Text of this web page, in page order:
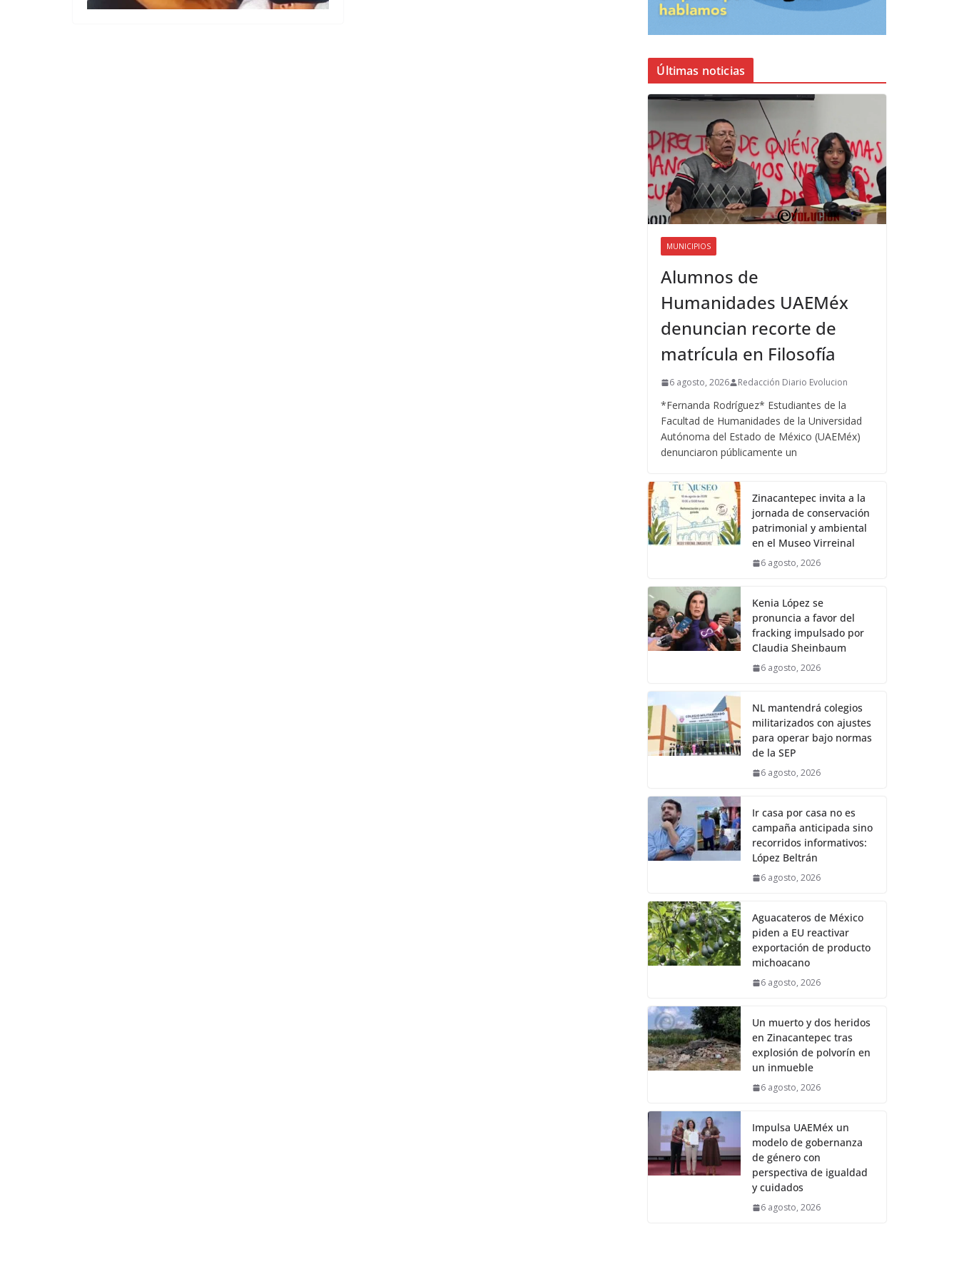
Últimas noticias
MUNICIPIOS
Alumnos de
Humanidades UAEMéx
denuncian recorte de
matrícula en Filosofía
6 agosto, 2026 Redacción Diario Evolucion
*Fernanda Rodríguez* Estudiantes de la
Facultad de Humanidades de la Universidad
Autónoma del Estado de México (UAEMéx)
denunciaron públicamente un
Zinacantepec invita a la
jornada de conservación
patrimonial y ambiental
en el Museo Virreinal
6 agosto, 2026
Kenia López se
pronuncia a favor del
fracking impulsado por
Claudia Sheinbaum
6 agosto, 2026
NL mantendrá colegios
militarizados con ajustes
para operar bajo normas
de la SEP
6 agosto, 2026
Ir casa por casa no es
campaña anticipada sino
recorridos informativos:
López Beltrán
6 agosto, 2026
Aguacateros de México
piden a EU reactivar
exportación de producto
michoacano
6 agosto, 2026
Un muerto y dos heridos
en Zinacantepec tras
explosión de polvorín en
un inmueble
6 agosto, 2026
Impulsa UAEMéx un
modelo de gobernanza
de género con
perspectiva de igualdad
y cuidados
6 agosto, 2026